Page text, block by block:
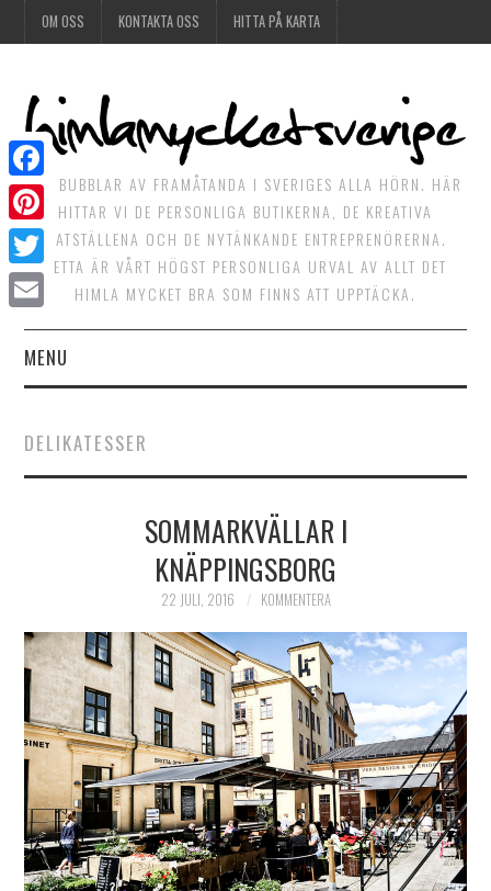
OM OSS KONTAKTA OSS HITTA PÅ KARTA
DET BUBBLAR AV FRAMÅTANDA I SVERIGES ALLA HÖRN. HÄR
HITTAR VI DE PERSONLIGA BUTIKERNA, DE KREATIVA
MATSTÄLLENA OCH DE NYTÄNKANDE ENTREPRENÖRERNA.
DETTA ÄR VÅRT HÖGST PERSONLIGA URVAL AV ALLT DET
HIMLA MYCKET BRA SOM FINNS ATT UPPTÄCKA.
MENU
HIMLAGRÖNT
HIMLAMYSIGT
HIMLASNYGGT
VI MÖTER
VI SPANAR PÅ
DELIKATESSER
SOMMARKVÄLLAR I
KNÄPPINGSBORG
22 JULI, 2016 KOMMENTERA
Facebook
Pinterest
Twitter
Email